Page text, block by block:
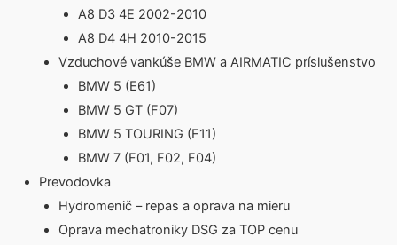
A8 D3 4E 2002-2010
A8 D4 4H 2010-2015
Vzduchové vankúše BMW a AIRMATIC príslušenstvo
BMW 5 (E61)
BMW 5 GT (F07)
BMW 5 TOURING (F11)
BMW 7 (F01, F02, F04)
Prevodovka
Hydromenič – repas a oprava na mieru
Oprava mechatroniky DSG za TOP cenu